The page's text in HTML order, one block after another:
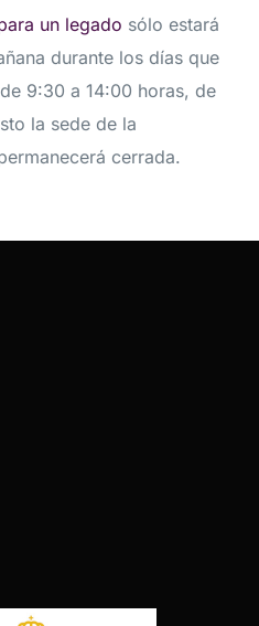
un legado sólo estará
durante los días que
9:30 a 14:00 horas, de
la sede de la
cerrada.